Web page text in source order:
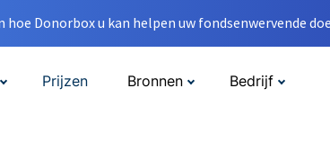
hoe Donorbox u kan helpen uw fondsenwervende
Prijzen Bronnen Bedrijf